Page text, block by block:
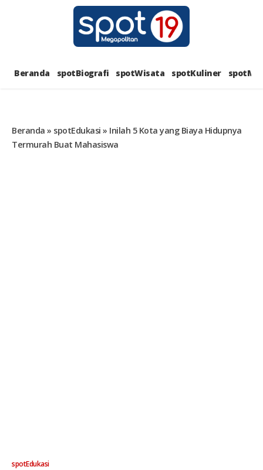
UNIK
Beranda spotBiografi spotWisata spotKuliner
Beranda » spotEdukasi » Inilah 5 Kota yang Biaya Hidupnya
Termurah Buat Mahasiswa
spotEdukasi